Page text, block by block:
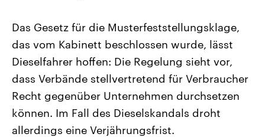
Landtagswahl Sachsen-Anhalt
2026
Alle Informationen
Sachsen-Anhalt wählt am 6.
September 2026 einen neuen
Landtag. Seit 2021 wird das
Bundesland von einer Koalition aus
Umfragen, Prognosen,
USA
Aktuelle Beiträge,
Hintergründe
Wirtschaftlich und
gehören die Vereinigten
den mächtigsten Ländern
mit großem Einfluss auf
Das Gesetz für die Musterfeststellungsklage,
das vom Kabinett beschlossen wurde, lässt
Dieselfahrer hoffen: Die Regelung sieht vor,
dass Verbände stellvertretend für Verbraucher
Recht gegenüber Unternehmen durchsetzen
können. Im Fall des Dieselskandals droht
allerdings eine Verjährungsfrist.